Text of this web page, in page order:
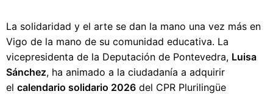
La solidaridad y el arte se dan la mano una vez más en
Vigo de la mano de su comunidad educativa. La
vicepresidenta de la Deputación de Pontevedra, Luisa
Sánchez, ha animado a la ciudadanía a adquirir
el calendario solidario 2026 del CPR Plurilingüe